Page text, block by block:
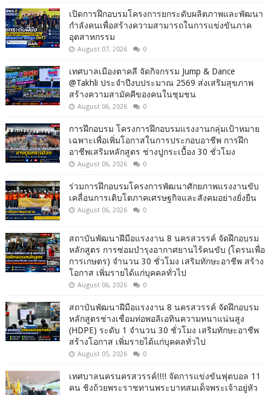
เปิดการฝึกอบรมโครงการยกระดับผลิตภาพและพัฒนา
กำลังคนเพื่อสร้างความสามารถในการแข่งขันภาค
อุตสาหกรรม
August 07, 2026 0
เทศบาลเมืองตาคลี จัดกิจกรรม Jump & Dance
@Takhli ประจำปีงบประมาณ 2569 ส่งเสริมสุขภาพ
สร้างความสามัคคีของคนในชุมชน
August 06, 2026 0
การฝึกอบรม โครงการฝึกอบรมแรงงานกลุ่มเป้าหมาย
เฉพาะเพื่อเพิ่มโอกาสในการประกอบอาชีพ การฝึก
อาชีพเสริมหลักสูตร ช่างปูกระเบื้อง 30 ชั่วโมง
August 06, 2026 0
ร่วมการฝึกอบรมโครงการพัฒนาศักยภาพแรงงานขับ
เคลื่อนการเติบโตภาคเศรษฐกิจและสังคมอย่างยั่งยืน
August 06, 2026 0
สถาบันพัฒนาฝีมือแรงงาน 8 นครสวรรค์ จัดฝึกอบรม
หลักสูตร การซ่อมบำรุงอากาศยานไร้คนขับ (โดรนเพื่อ
การเกษตร) จำนวน 30 ชั่วโมง เสริมทักษะอาชีพ สร้าง
โอกาส เพิ่มรายได้แก่บุคคลทั่วไป
August 06, 2026 0
สถาบันพัฒนาฝีมือแรงงาน 8 นครสวรรค์ จัดฝึกอบรม
หลักสูตรช่างเชื่อมท่อพอลิเอทินความหนาแน่นสูง
(HDPE) ระดับ 1 จำนวน 30 ชั่วโมง เสริมทักษะอาชีพ
สร้างโอกาส เพิ่มรายได้แก่บุคคลทั่วไป
August 05, 2026 0
เทศบาลนครนครสวรรค์!!!! จัดการแข่งขันฟุตบอล 11
คน ชิงถ้วยพระราชทานพระบาทสมเด็จพระเจ้าอยู่หัว